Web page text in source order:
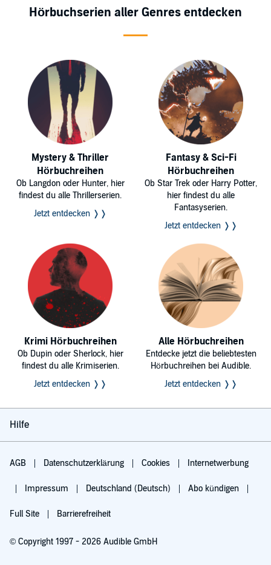
Hörbuchserien aller Genres entdecken
Mystery & Thriller
Hörbuchreihen
Ob Langdon oder Hunter, hier
findest du alle Thrillerserien.
Jetzt entdecken ❭❭
Fantasy & Sci-Fi
Hörbuchreihen
Ob Star Trek oder Harry Potter,
hier findest du alle
Fantasyserien.
Jetzt entdecken ❭❭
Krimi Hörbuchreihen
Ob Dupin oder Sherlock, hier
findest du alle Krimiserien.
Jetzt entdecken ❭❭
Alle Hörbuchreihen
Entdecke jetzt die beliebtesten
Hörbuchreihen bei Audible.
Jetzt entdecken ❭❭
Hilfe
AGB Datenschutzerklärung Cookies Internetwerbung
Impressum Deutschland (Deutsch) Abo kündigen
Full Site Barrierefreiheit
© Copyright 1997 - 2026 Audible GmbH